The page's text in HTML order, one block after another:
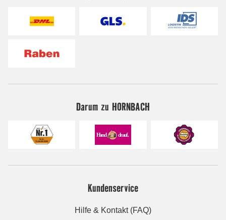
Darum zu HORNBACH
Kundenservice
Hilfe & Kontakt (FAQ)